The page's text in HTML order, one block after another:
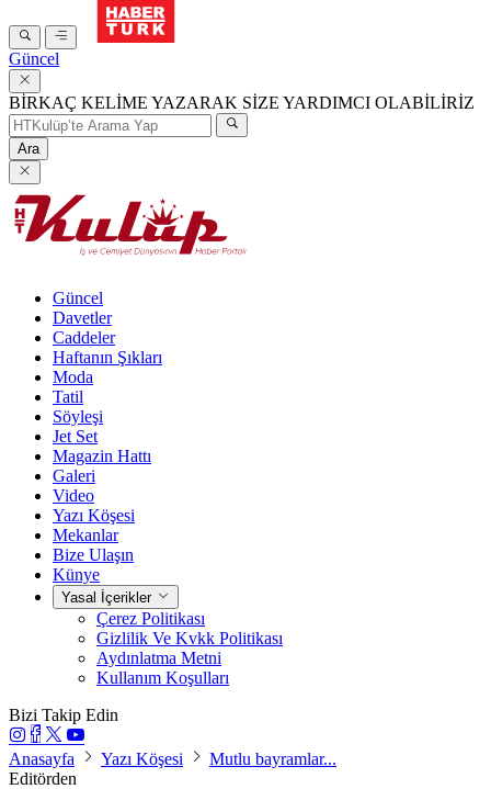
Güncel
BİRKAÇ KELİME YAZARAK SİZE YARDIMCI OLABİLİRİZ
Ara
Güncel
Davetler
Caddeler
Haftanın Şıkları
Moda
Tatil
Söyleşi
Jet Set
Magazin Hattı
Galeri
Video
Yazı Köşesi
Mekanlar
Bize Ulaşın
Künye
Yasal İçerikler
Çerez Politikası
Gizlilik Ve Kvkk Politikası
Aydınlatma Metni
Kullanım Koşulları
Bizi Takip Edin
Anasayfa Yazı Köşesi
Mutlu bayramlar...
Editörden